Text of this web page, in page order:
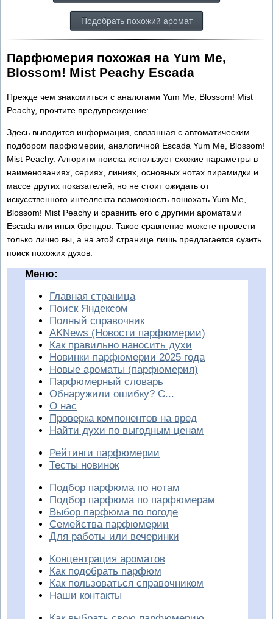
Подобрать похожий аромат
Парфюмерия похожая на Yum Me,
Blossom! Mist Peachy Escada
Прежде чем знакомиться с аналогами Yum Me, Blossom! Mist
Peachy, прочтите предупреждение:
Здесь выводится информация, связанная с автоматическим
подбором парфюмерии, аналогичной Escada Yum Me, Blossom!
Mist Peachy. Алгоритм поиска использует схожие параметры в
наименованиях, сериях, линиях, основных нотах пирамидки и
массе других показателей, но не стоит ожидать от
искусственного интеллекта возможность понюхать Yum Me,
Blossom! Mist Peachy и сравнить его с другими ароматами
Escada или иных брендов. Такое сравнение можете провести
только лично вы, а на этой странице лишь предлагается сузить
поиск похожих духов.
Меню:
Главная страница
Поиск Яндексом
Полный справочник
AKNews (Новости парфюмерии)
Как правильно наносить духи
Новинки парфюмерии 2025 года
Новые ароматы (парфюмерия)
Парфюмерный словарь
Обнаружили ошибку? С...
О нас
Проверка компонентов на вред
Найти духи по выгодным ценам
Рейтинги парфюмерии
Тесты новинок
Подбор парфюма по нотам
Подбор парфюма по парфюмерам
Выбор парфюма по погоде
Семейства парфюмерии
Для работы или вечеринки
Концентрация ароматов
Как подобрать парфюм
Как пользоваться справочником
Наши контакты